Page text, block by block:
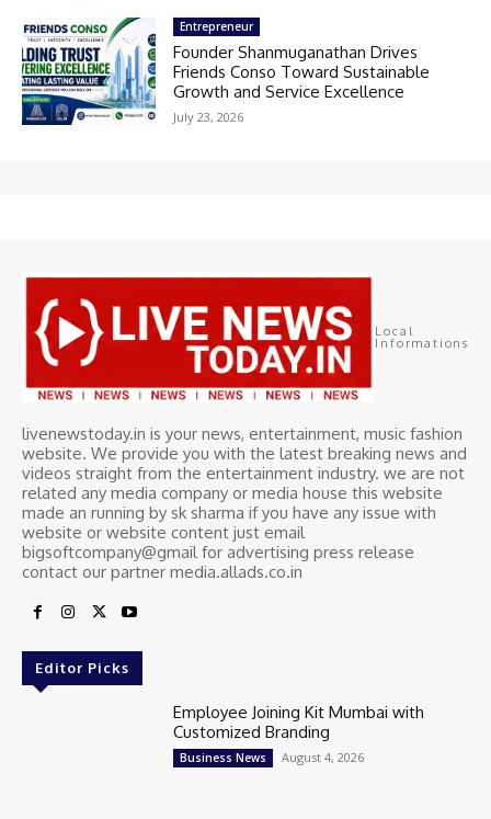
Entrepreneur
Founder Shanmuganathan Drives
Friends Conso Toward Sustainable
Growth and Service Excellence
July 23, 2026
Local
Informations
livenewstoday.in is your news, entertainment, music fashion
website. We provide you with the latest breaking news and
videos straight from the entertainment industry. we are not
related any media company or media house this website
made an running by sk sharma if you have any issue with
website or website content just email
bigsoftcompany@gmail for advertising press release
contact our partner media.allads.co.in
Editor Picks
Employee Joining Kit Mumbai with
Customized Branding
Business News August 4, 2026